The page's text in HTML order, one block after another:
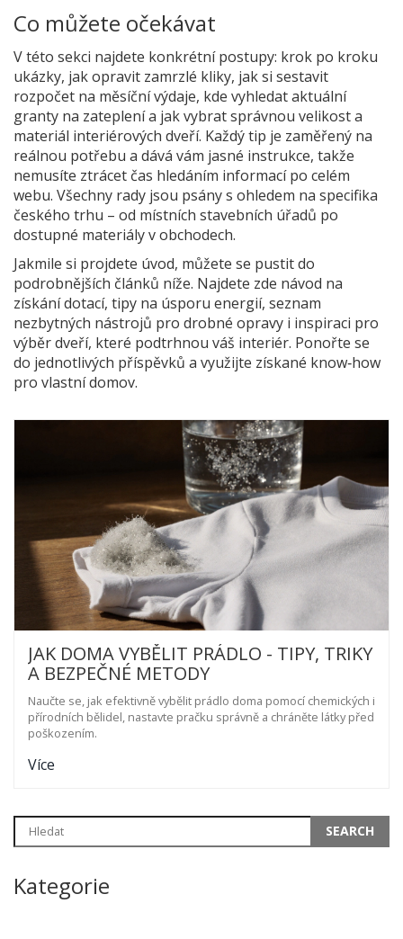
Co můžete očekávat
V této sekci najdete konkrétní postupy: krok po kroku
ukázky, jak opravit zamrzlé kliky, jak si sestavit
rozpočet na měsíční výdaje, kde vyhledat aktuální
granty na zateplení a jak vybrat správnou velikost a
materiál interiérových dveří. Každý tip je zaměřený na
reálnou potřebu a dává vám jasné instrukce, takže
nemusíte ztrácet čas hledáním informací po celém
webu. Všechny rady jsou psány s ohledem na specifika
českého trhu – od místních stavebních úřadů po
dostupné materiály v obchodech.
Jakmile si projdete úvod, můžete se pustit do
podrobnějších článků níže. Najdete zde návod na
získání dotací, tipy na úsporu energií, seznam
nezbytných nástrojů pro drobné opravy i inspiraci pro
výběr dveří, které podtrhnou váš interiér. Ponořte se
do jednotlivých příspěvků a využijte získané know‑how
pro vlastní domov.
JAK DOMA VYBĚLIT PRÁDLO - TIPY, TRIKY
A BEZPEČNÉ METODY
Naučte se, jak efektivně vybělit prádlo doma pomocí chemických i
přírodních bělidel, nastavte pračku správně a chráněte látky před
poškozením.
Více
Kategorie